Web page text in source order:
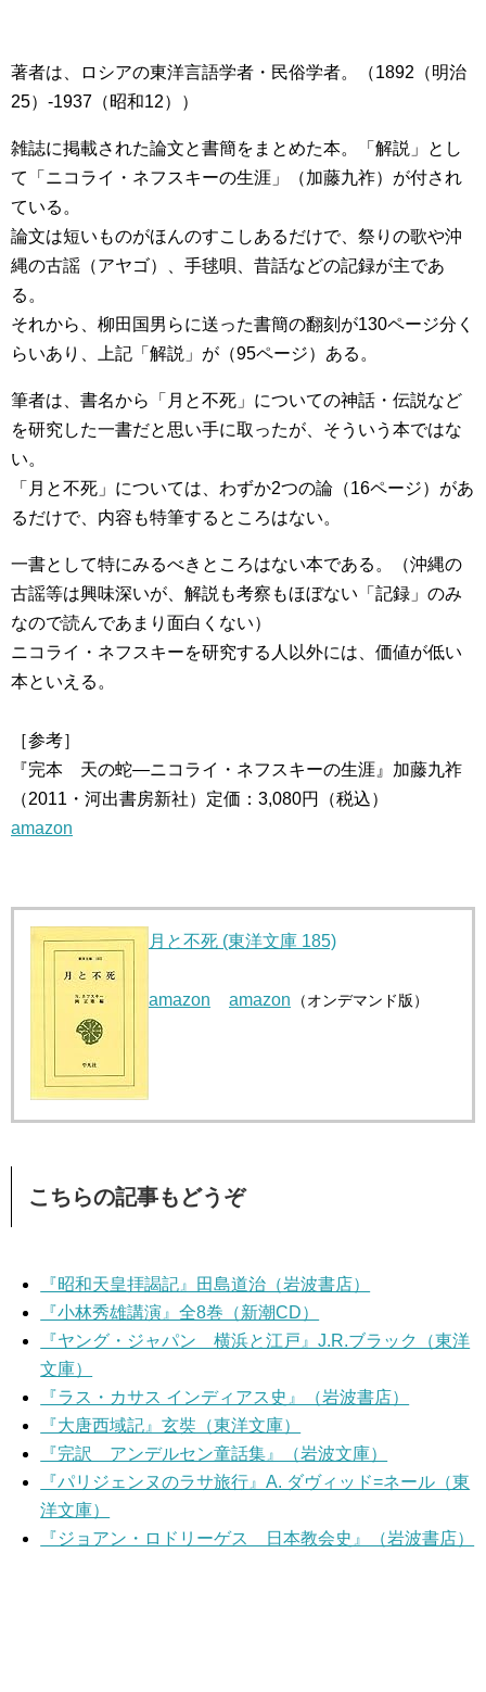
著者は、ロシアの東洋言語学者・民俗学者。（1892（明治
25）-1937（昭和12））
雑誌に掲載された論文と書簡をまとめた本。「解説」とし
て「ニコライ・ネフスキーの生涯」（加藤九祚）が付され
ている。
論文は短いものがほんのすこしあるだけで、祭りの歌や沖
縄の古謡（アヤゴ）、手毬唄、昔話などの記録が主であ
る。
それから、柳田国男らに送った書簡の翻刻が130ページ分く
らいあり、上記「解説」が（95ページ）ある。
筆者は、書名から「月と不死」についての神話・伝説など
を研究した一書だと思い手に取ったが、そういう本ではな
い。
「月と不死」については、わずか2つの論（16ページ）があ
るだけで、内容も特筆するところはない。
一書として特にみるべきところはない本である。（沖縄の
古謡等は興味深いが、解説も考察もほぼない「記録」のみ
なので読んであまり面白くない）
ニコライ・ネフスキーを研究する人以外には、価値が低い
本といえる。
［参考］
『完本 天の蛇―ニコライ・ネフスキーの生涯』加藤九祚
（2011・河出書房新社）定価：3,080円（税込）
amazon
月と不死 (東洋文庫 185)
amazon amazon （オンデマンド版）
こちらの記事もどうぞ
『昭和天皇拝謁記』田島道治（岩波書店）
『小林秀雄講演』全8巻（新潮CD）
『ヤング・ジャパン 横浜と江戸』J.R.ブラック（東洋
文庫）
『ラス・カサス インディアス史』（岩波書店）
『大唐西域記』玄奘（東洋文庫）
『完訳 アンデルセン童話集』（岩波文庫）
『パリジェンヌのラサ旅行』A. ダヴィッド=ネール（東
洋文庫）
『ジョアン・ロドリーゲス 日本教会史』（岩波書店）